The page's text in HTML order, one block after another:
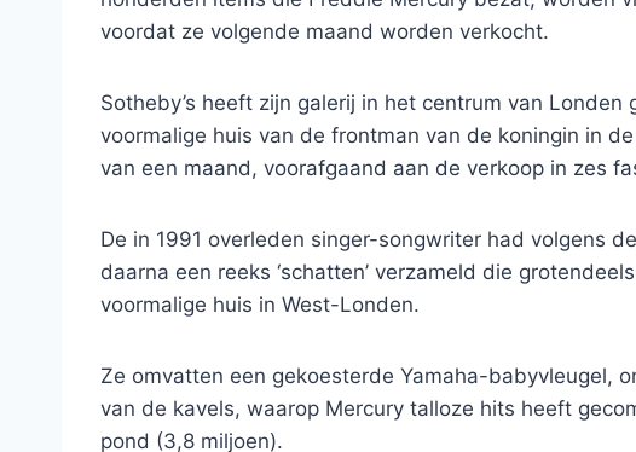
voordat ze volgende maand worden verkocht.
Sotheby’s heeft zijn galerij in het centrum van
voormalige huis van de frontman van de koningin in
van een maand, voorafgaand aan de verkoop in zes
De in 1991 overleden singer-songwriter had volgens
daarna een reeks ‘schatten’ verzameld die
voormalige huis in West-Londen.
Ze omvatten een gekoesterde Yamaha-babyvleugel,
van de kavels, waarop Mercury talloze hits heeft
pond (3,8 miljoen).